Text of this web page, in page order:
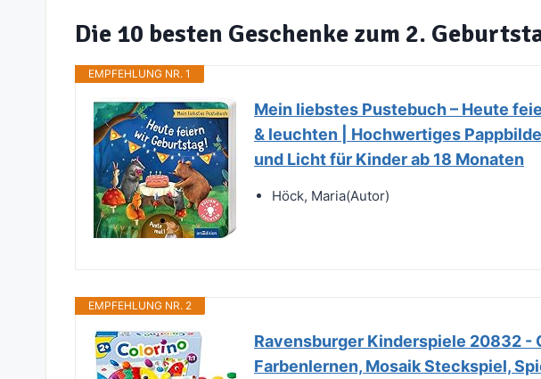
Die 10 besten Geschenke zum 2.
EMPFEHLUNG NR. 1
Mein liebstes Pustebuch – Heute
& leuchten | Hochwertiges
und Licht für Kinder ab 18 Monaten
Höck, Maria(Autor)
EMPFEHLUNG NR. 2
Ravensburger Kinderspiele 20832 -
Farbenlernen, Mosaik Steckspiel,